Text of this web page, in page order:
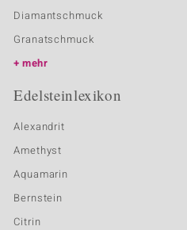
Diamantschmuck
Granatschmuck
mehr
Edelsteinlexikon
Alexandrit
Amethyst
Aquamarin
Bernstein
Citrin